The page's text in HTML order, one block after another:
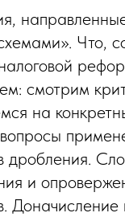
Что,
смотрим
на
дробления.
и
Доначисление